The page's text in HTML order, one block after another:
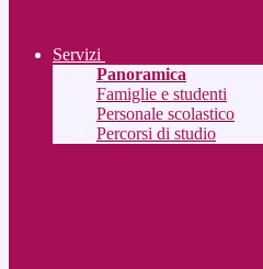
Servizi
Panoramica
Famiglie e studenti
Personale scolastico
Percorsi di studio